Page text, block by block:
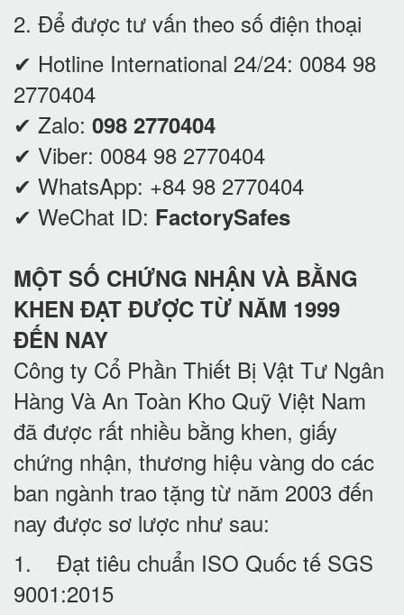
2. Để được tư vấn theo số điện thoại
✔ Hotline International 24/24: 0084 98
2770404
✔ Zalo: 098 2770404
✔ Viber: 0084 98 2770404
✔ WhatsApp: +84 98 2770404
✔ WeChat ID: FactorySafes
MỘT SỐ CHỨNG NHẬN VÀ BẰNG
KHEN ĐẠT ĐƯỢC TỪ NĂM 1999
ĐẾN NAY
Công ty Cổ Phần Thiết Bị Vật Tư Ngân
Hàng Và An Toàn Kho Quỹ Việt Nam
đã được rất nhiều bằng khen, giấy
chứng nhận, thương hiệu vàng do các
ban ngành trao tặng từ năm 2003 đến
nay được sơ lược như sau:
1. Đạt tiêu chuẩn ISO Quốc tế SGS
9001:2015